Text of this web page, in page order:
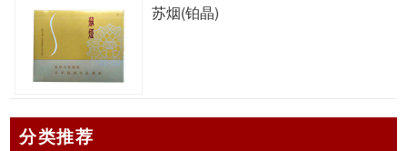
苏烟(铂晶)
分类推荐